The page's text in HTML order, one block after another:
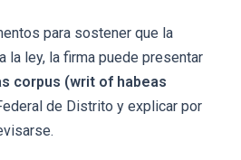
para sostener que la
la ley, la firma puede presentar
corpus (writ of habeas
de Distrito y explicar por